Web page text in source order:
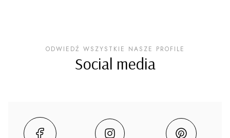
ODWIEDŹ WSZYSTKIE NASZE PROFILE
Social media